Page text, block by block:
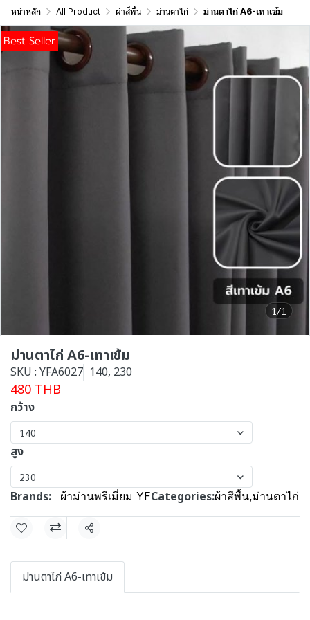
หน้าหลัก All Product ผ้าสีพื้น ม่านตาไก่ ม่านตาไก่ A6-เทาเข้ม
1/1
Best Seller
ม่านตาไก่ A6-เทาเข้ม
SKU : YFA6027 140, 230
480 THB
กว้าง
140
สูง
230
Brands: ผ้าม่านพรีเมี่ยม YFCategories:ผ้าสีพื้น,ม่านตาไก่
Share
ม่านตาไก่ A6-เทาเข้ม